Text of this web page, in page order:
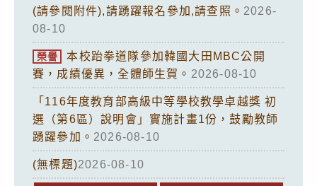
(請參閱附件),請踴躍報名參加,請查照。 2026-
08-10
榮譽
本校跆拳道隊參加韓國大田MBC公開
賽，成績優異，全體師生賀。 2026-08-10
「116年度教育部高級中等學校教學卓越獎 初
選（第6區）說明會」實施計畫1份，鼓勵教師
踴躍參加。 2026-08-10
(無標題)2026-08-10